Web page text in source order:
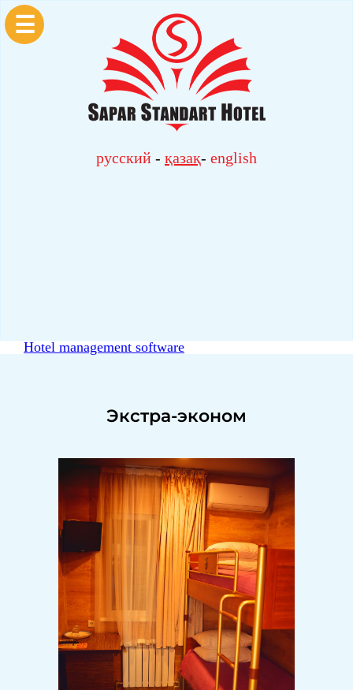
☰
русский - қазақ- english
Hotel management software
Экстра-эконом